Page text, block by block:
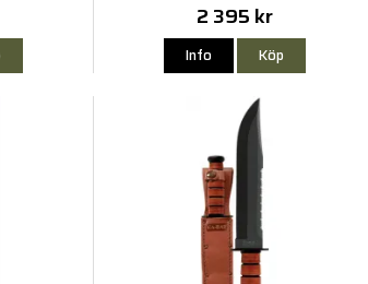
2 395 kr
Info Köp